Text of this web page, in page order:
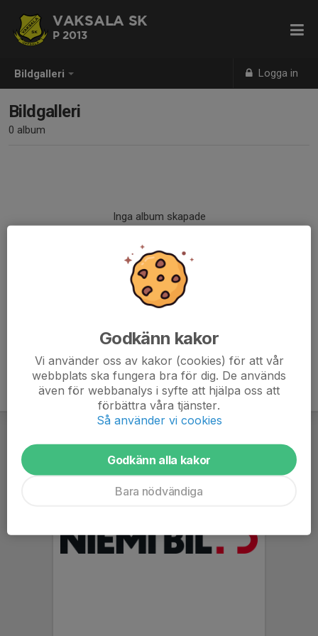
Bildgalleri Logga in
VAKSALA SK
P 2013
Bildgalleri
0 album
Inga album skapade
Godkänn kakor
Vi använder oss av kakor (cookies) för att vår
webbplats ska fungera bra för dig. De används
även för webbanalys i syfte att hjälpa oss att
förbättra våra tjänster.
Så använder vi cookies
Godkänn alla kakor
Bara nödvändiga